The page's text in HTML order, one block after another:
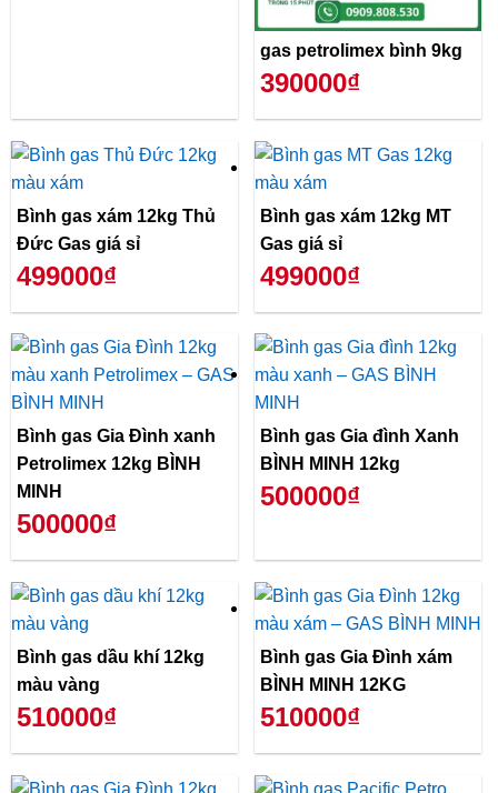
gas petrolimex bình 9kg
390000₫
Bình gas xám 12kg Thủ
Đức Gas giá sỉ
499000₫
Bình gas xám 12kg MT
Gas giá sỉ
499000₫
Bình gas Gia Đình xanh
Petrolimex 12kg BÌNH
MINH
500000₫
Bình gas Gia đình Xanh
BÌNH MINH 12kg
500000₫
Bình gas dầu khí 12kg
màu vàng
510000₫
Bình gas Gia Đình xám
BÌNH MINH 12KG
510000₫